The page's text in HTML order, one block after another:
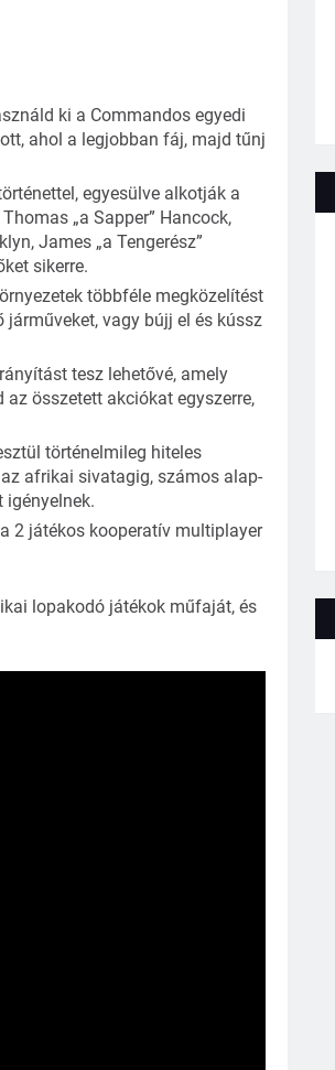
ki a Commandos egyedi
ahol a legjobban fáj, majd tűnj
egyesülve alkotják a
„a Sapper” Hancock,
James „a Tengerész”
sikerre.
többféle megközelítést
járműveket, vagy bújj el és kússz
tesz lehetővé, amely
összetett akciókat egyszerre,
történelmileg hiteles
afrikai sivatagig, számos alap-
igényelnek.
2 játékos kooperatív multiplayer
lopakodó játékok műfaját, és